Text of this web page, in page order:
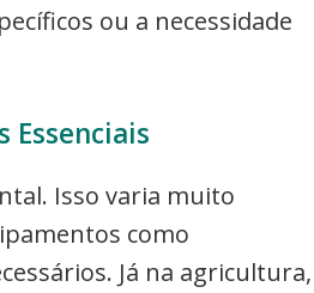
ou a necessidade
Essenciais
Isso varia muito
como
Já na agricultura,